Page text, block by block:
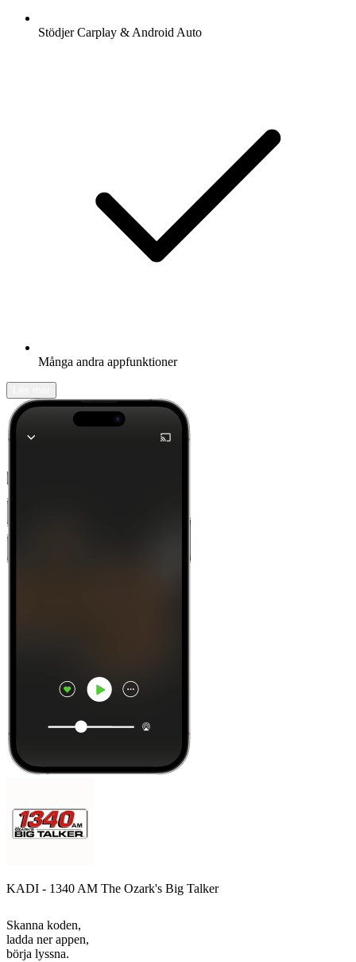
Stödjer Carplay & Android Auto
Många andra appfunktioner
KADI - 1340 AM The Ozark's Big Talker
Skanna koden,
ladda ner appen,
börja lyssna.